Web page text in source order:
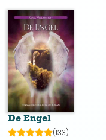
De Engel
(133)